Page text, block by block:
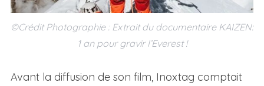
©Crédit Photographie : Extrait du documentaire KAIZEN:
1 an pour gravir l’Everest !
Avant la diffusion de son film, Inoxtag comptait